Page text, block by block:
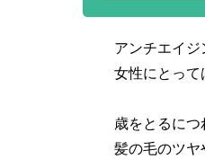
アンチエイジ
女性にとって
歳をとるにつ
髪の毛のツヤ